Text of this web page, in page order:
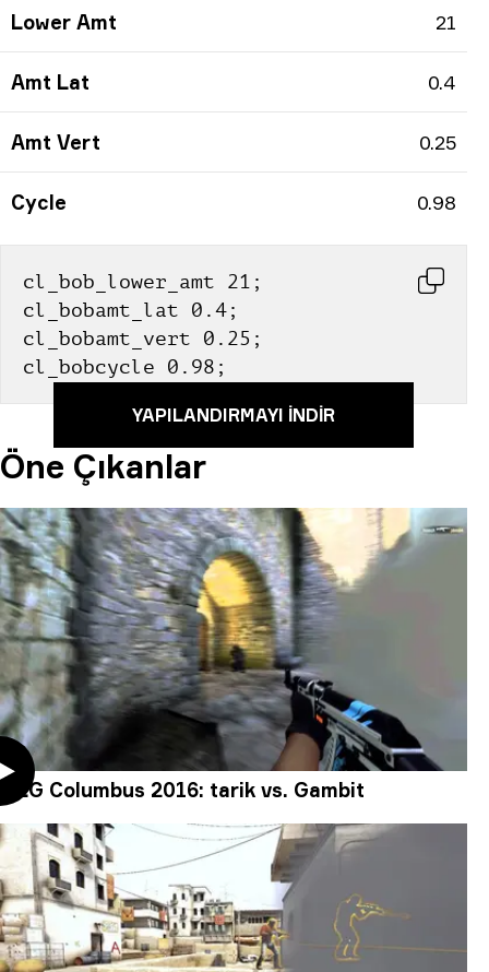
Lower Amt 21
Amt Lat 0.4
Amt Vert 0.25
Cycle 0.98
cl_bob_lower_amt 21;
cl_bobamt_lat 0.4;
cl_bobamt_vert 0.25;
cl_bobcycle 0.98;
YAPILANDIRMAYI INDIR
Öne Çıkanlar
MLG Columbus 2016: tarik vs. Gambit